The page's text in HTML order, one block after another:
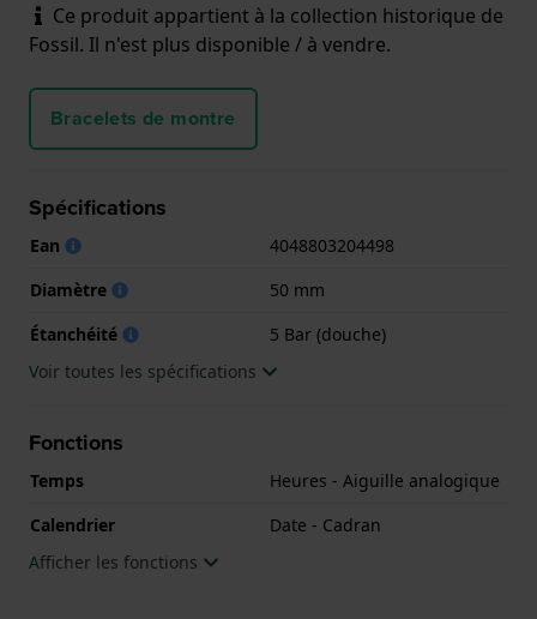
Ce produit appartient à la collection historique de
Fossil. Il n'est plus disponible / à vendre.
Bracelets de montre
Spécifications
Ean
4048803204498
Diamètre
50 mm
Étanchéité
5 Bar (douche)
Voir toutes les spécifications
Fonctions
Temps
Heures - Aiguille analogique
Calendrier
Date - Cadran
Afficher les fonctions